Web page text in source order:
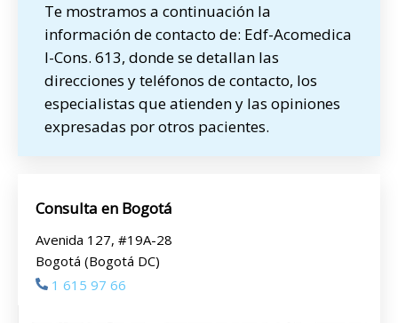
Te mostramos a continuación la
información de contacto de: Edf-Acomedica
I-Cons. 613, donde se detallan las
direcciones y teléfonos de contacto, los
especialistas que atienden y las opiniones
expresadas por otros pacientes.
Consulta en Bogotá
Avenida 127, #19A-28
Bogotá (Bogotá DC)
1 615 97 66